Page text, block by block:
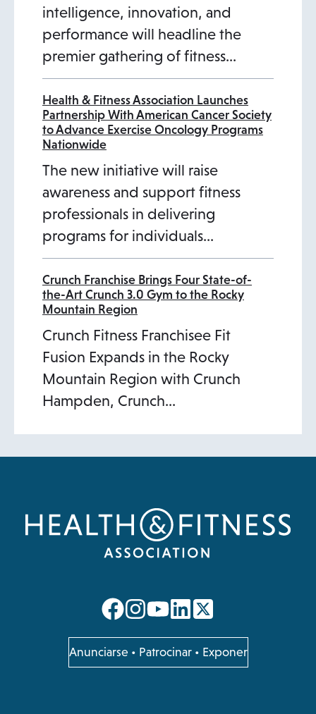
intelligence, innovation, and
performance will headline the
premier gathering of fitness…
Health & Fitness Association Launches
Partnership With American Cancer Society
to Advance Exercise Oncology Programs
Nationwide
The new initiative will raise
awareness and support fitness
professionals in delivering
programs for individuals…
Crunch Franchise Brings Four State-of-
the-Art Crunch 3.0 Gym to the Rocky
Mountain Region
Crunch Fitness Franchisee Fit
Fusion Expands in the Rocky
Mountain Region with Crunch
Hampden, Crunch…
opens
a
new
opens
a
new
opens
a
new
opens
a
new
Anunciarseopens
in
• Patrocinar• Exponer